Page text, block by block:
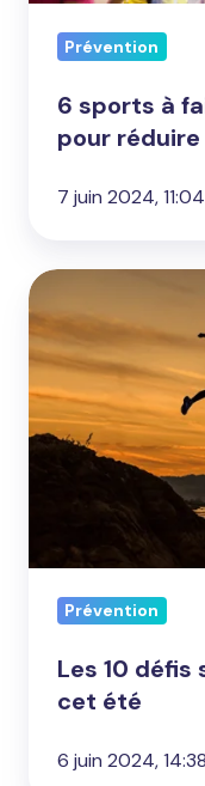
Prévention
6 sports à
pour
7 juin 2024,
Les
10
défis
santé
à
se
cet
Prévention
Les 10 défis
cet été
6 juin 2024,